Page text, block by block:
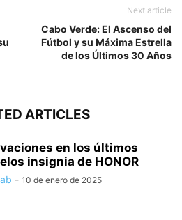
Next article
Cabo Verde: El Ascenso del
Fútbol y su Máxima Estrella
de los Últimos 30 Años
ARTICLES
en los últimos
insignia de HONOR
- 10 de enero de 2025